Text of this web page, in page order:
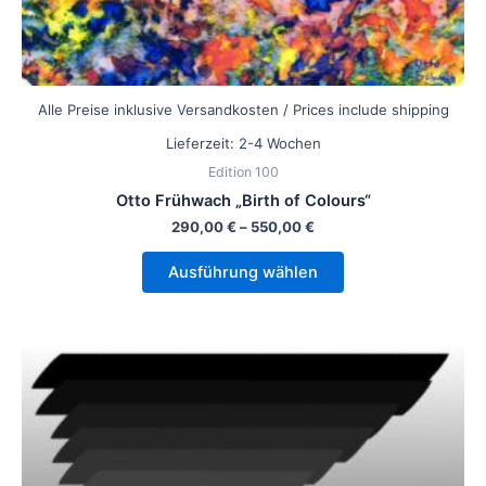
Alle Preise inklusive Versandkosten / Prices include shipping
Lieferzeit: 2-4 Wochen
Edition 100
Otto Frühwach „Birth of Colours“
290,00€ – 550,00€
Ausführung wählen
Dieses
mehrere
Varianten